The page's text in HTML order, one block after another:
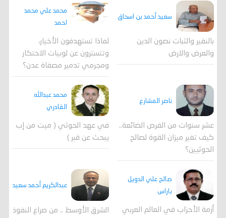
سعيد أحمد بن اسحاق
بالنفير والثبات نصون الدين
والعرض والارض
محمد علي محمد
احمد
لماذا تستهدفون الأخيار،
وتتسترون عن لوبيات الاحتكار
ومجرمي تدمير مصفاة عدن؟
ناصر المشارع
عشر سنوات من الفرص الضائعة..
كيف تغير ميزان القوة لصالح
الحوثيين؟
محمد عبدالله
القادري
في عهد الحوثي ( ميت من إب
يبحث عن قبر )
صالح علي الدويل
باراس
أزمة الأحزاب في العالم العربي
عبدالكريم أحمد سعيد
الشرق الأوسط .. من صراع النفوذ